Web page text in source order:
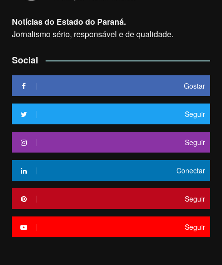
Notícias do Estado do Paraná.
Jornalismo sério, responsável e de qualidade.
Social
Gostar
Seguir
Seguir
Conectar
Seguir
Seguir